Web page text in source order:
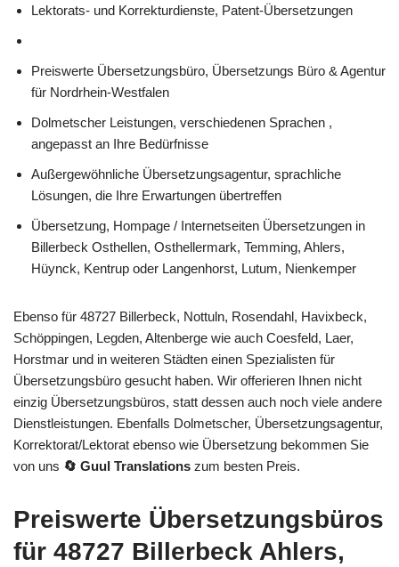
Lektorats- und Korrekturdienste, Patent-Übersetzungen
Preiswerte Übersetzungsbüro, Übersetzungs Büro & Agentur
für Nordrhein-Westfalen
Dolmetscher Leistungen, verschiedenen Sprachen ,
angepasst an Ihre Bedürfnisse
Außergewöhnliche Übersetzungsagentur, sprachliche
Lösungen, die Ihre Erwartungen übertreffen
Übersetzung, Hompage / Internetseiten Übersetzungen in
Billerbeck Osthellen, Osthellermark, Temming, Ahlers,
Hüynck, Kentrup oder Langenhorst, Lutum, Nienkemper
Ebenso für 48727 Billerbeck, Nottuln, Rosendahl, Havixbeck,
Schöppingen, Legden, Altenberge wie auch Coesfeld, Laer,
Horstmar und in weiteren Städten einen Spezialisten für
Übersetzungsbüro gesucht haben. Wir offerieren Ihnen nicht
einzig Übersetzungsbüros, statt dessen auch noch viele andere
Dienstleistungen. Ebenfalls Dolmetscher, Übersetzungsagentur,
Korrektorat/Lektorat ebenso wie Übersetzung bekommen Sie
von uns 🔄 Guul Translations zum besten Preis.
Preiswerte Übersetzungsbüros
für 48727 Billerbeck Ahlers,